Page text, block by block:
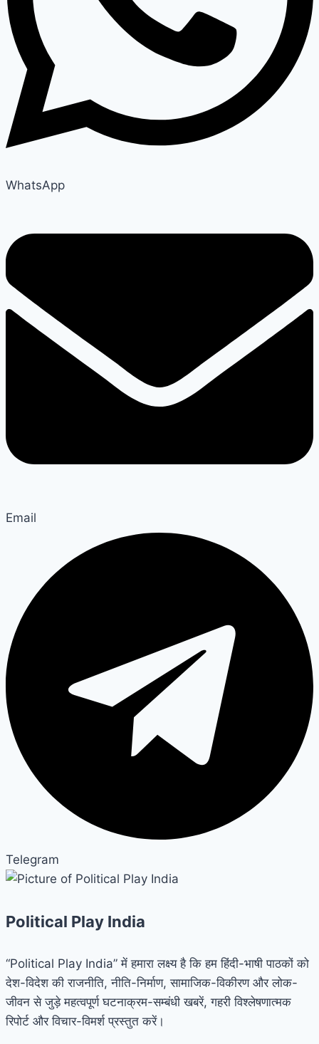
WhatsApp
Email
Telegram
Political Play India
“Political Play India” में हमारा लक्ष्य है कि हम हिंदी-भाषी पाठकों को
देश-विदेश की राजनीति, नीति-निर्माण, सामाजिक-विकीरण और लोक-
जीवन से जुड़े महत्वपूर्ण घटनाक्रम-सम्बंधी खबरें, गहरी विश्लेषणात्मक
रिपोर्ट और विचार-विमर्श प्रस्तुत करें।